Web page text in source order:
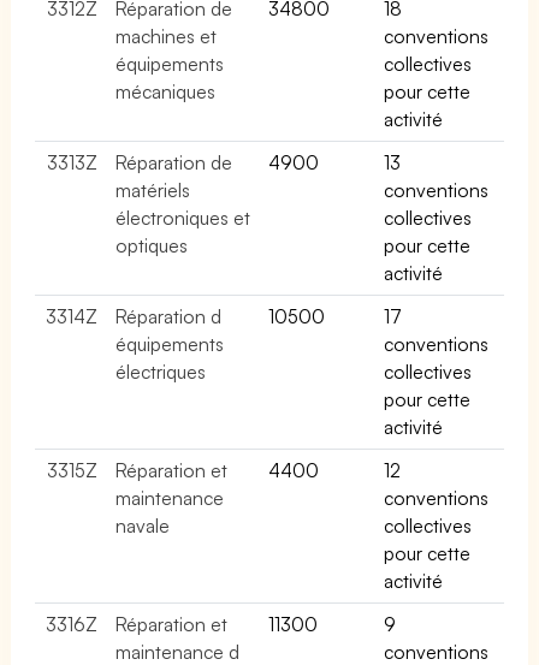
3312Z
Réparation de
machines et
équipements
mécaniques
34800
18
conventions
collectives
pour cette
activité
3313Z
Réparation de
matériels
électroniques et
optiques
4900
13
conventions
collectives
pour cette
activité
3314Z
Réparation d
équipements
électriques
10500
17
conventions
collectives
pour cette
activité
3315Z
Réparation et
maintenance
navale
4400
12
conventions
collectives
pour cette
activité
3316Z
Réparation et
maintenance d
11300
9
conventions